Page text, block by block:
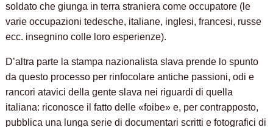
soldato che giunga in terra straniera come occupatore (le
varie occupazioni tedesche, italiane, inglesi, francesi, russe
ecc. insegnino colle loro esperienze).
D’altra parte la stampa nazionalista slava prende lo spunto
da questo processo per rinfocolare antiche passioni, odi e
rancori atavici della gente slava nei riguardi di quella
italiana: riconosce il fatto delle «foibe» e, per contrapposto,
pubblica una lunga serie di documentari scritti e fotografici di